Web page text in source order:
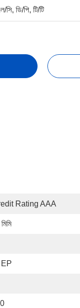
সি, ডি/পি, টি/টি
Rating AAA
EP